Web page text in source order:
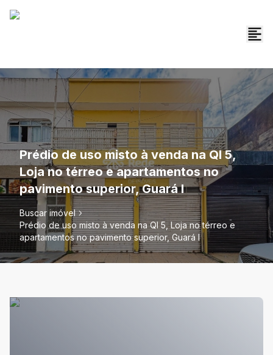
Prédio de uso misto à venda na QI 5,
Loja no térreo e apartamentos no
pavimento superior, Guará I
Buscar imóvel
Prédio de uso misto à venda na QI 5, Loja no térreo e
apartamentos no pavimento superior, Guará I